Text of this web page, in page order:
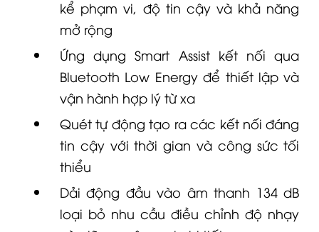
kể phạm vi, độ tin cậy và khả năng
mở rộng
Ứng dụng Smart Assist kết nối qua
Bluetooth Low Energy để thiết lập và
vận hành hợp lý từ xa
Quét tự động tạo ra các kết nối đáng
tin cậy với thời gian và công sức tối
thiểu
Dải động đầu vào âm thanh 134 dB
loại bỏ nhu cầu điều chỉnh độ nhạy